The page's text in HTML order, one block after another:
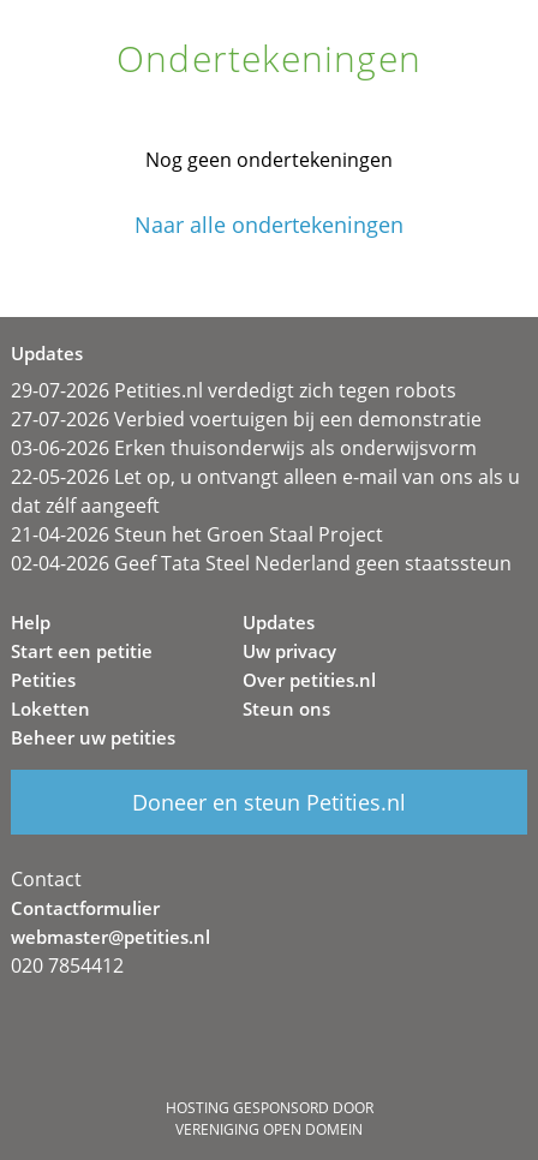
Ondertekeningen
Nog geen ondertekeningen
Naar alle ondertekeningen
Updates
29-07-2026 Petities.nl verdedigt zich tegen robots
27-07-2026 Verbied voertuigen bij een demonstratie
03-06-2026 Erken thuisonderwijs als onderwijsvorm
22-05-2026 Let op, u ontvangt alleen e-mail van ons als u
dat zélf aangeeft
21-04-2026 Steun het Groen Staal Project
02-04-2026 Geef Tata Steel Nederland geen staatssteun
Help
Start een petitie
Petities
Loketten
Beheer uw petities
Updates
Uw privacy
Over petities.nl
Steun ons
Doneer en steun Petities.nl
Contact
Contactformulier
webmaster@petities.nl
020 7854412
HOSTING GESPONSORD DOOR
VERENIGING OPEN DOMEIN